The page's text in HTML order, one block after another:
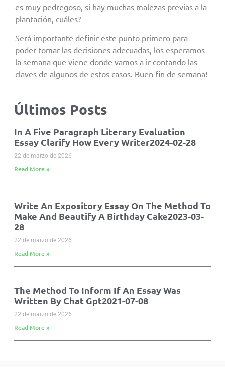
es muy pedregoso, si hay muchas malezas previas a la
plantación, cuáles?
Será importante definir este punto primero para
poder tomar las decisiones adecuadas, los esperamos
la semana que viene donde vamos a ir contando las
claves de algunos de estos casos. Buen fin de semana!
Últimos Posts
In A Five Paragraph Literary Evaluation
Essay Clarify How Every Writer2024-02-28
22 de marzo de 2026
Read More »
Write An Expository Essay On The Method To
Make And Beautify A Birthday Cake2023-03-
28
22 de marzo de 2026
Read More »
The Method To Inform If An Essay Was
Written By Chat Gpt2021-07-08
22 de marzo de 2026
Read More »